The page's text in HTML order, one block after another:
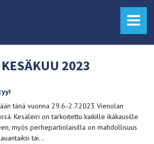
MENU
KESÄKUU 2023
tänä vuonna 29.6.-2.7.2023 Vienolan
Kesäleiri on tarkoitettu kaikille ikäkausille
myös perhepartiolaisilla on mahdollisuus
tai…